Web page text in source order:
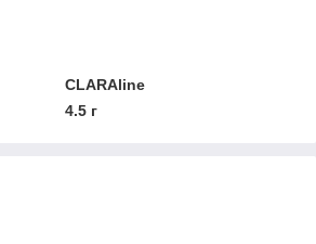
CLARAline
4.5 г